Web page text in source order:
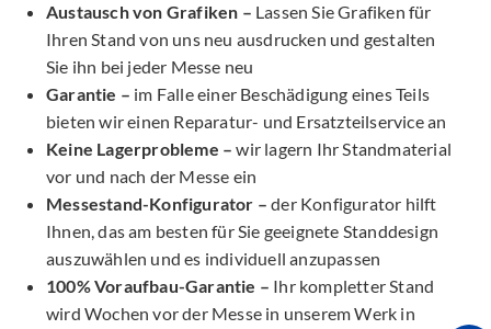
Austausch von Grafiken – Lassen Sie Grafiken für
Ihren Stand von uns neu ausdrucken und gestalten
Sie ihn bei jeder Messe neu
Garantie – im Falle einer Beschädigung eines Teils
bieten wir einen Reparatur- und Ersatzteilservice an
Keine Lagerprobleme – wir lagern Ihr Standmaterial
vor und nach der Messe ein
Messestand-Konfigurator – der Konfigurator hilft
Ihnen, das am besten für Sie geeignete Standdesign
auszuwählen und es individuell anzupassen
100% Voraufbau-Garantie – Ihr kompletter Stand
wird Wochen vor der Messe in unserem Werk in